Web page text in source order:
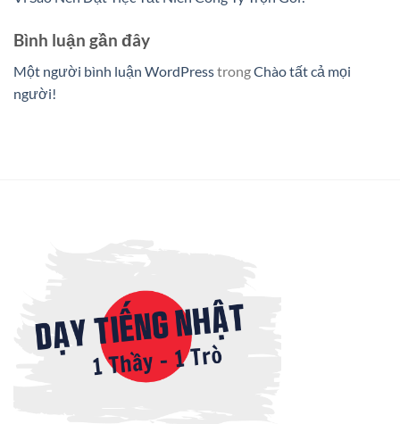
Bình luận gần đây
Một người bình luận WordPresstrongChào tất cả mọi
người!